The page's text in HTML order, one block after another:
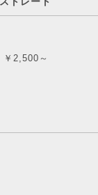
￥2,500～